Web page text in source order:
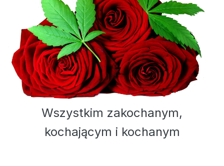
Wszystkim zakochanym,
kochającym i kochanym